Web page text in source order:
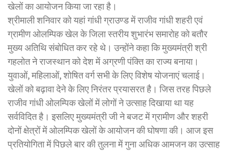
खेलों का आयोजन किया जा रहा है।
श्रीमाली शनिवार को यहां गांधी ग्राउण्ड में राजीव गांधी शहरी एवं
ग्रामीण ओलम्पिक खेल के जिला स्तरीय शुभारंभ समारोह को बतौर
मुख्य अतिथि संबोधित कर रहे थे। उन्होंने कहा कि मुख्यमंत्री श्री
गहलोत ने राजस्थान को देश में अग्रणी पंक्ति का राज्य बनाया।
युवाओं, महिलाओं, शोषित वर्ग सभी के लिए विशेष योजनाएं चलाई।
खेलों को बढ़ावा देने के लिए निरंतर प्रयासरत है। जिस तरह पिछले
राजीव गांधी ओलम्पिक खेलों में लोगों ने उत्साह दिखाया था यह
सर्वविदित है। इसलिए मुख्यमंत्री जी ने बजट में ग्रामीण और शहरी
दोनों क्षेत्रों में ओलम्पिक खेलों के आयोजन की घोषणा की। आज इस
प्रतियोगिता में पिछले बार की तुलना में गुना अधिक आमजन का उत्साह